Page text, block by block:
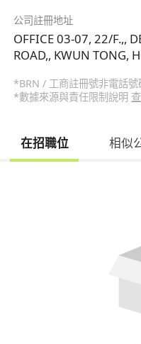
公司註冊地址
OFFICE 03-07, 22/F.,,
ROAD,, KWUN TONG,
*BRN / 工商註冊號非電話
*數據來源與責任限制說明
在招職位 相似